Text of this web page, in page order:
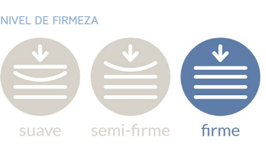
NIVEL DE FIRMEZA